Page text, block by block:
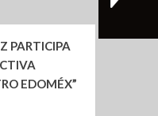
PARTICIPA
EDOMÉX”